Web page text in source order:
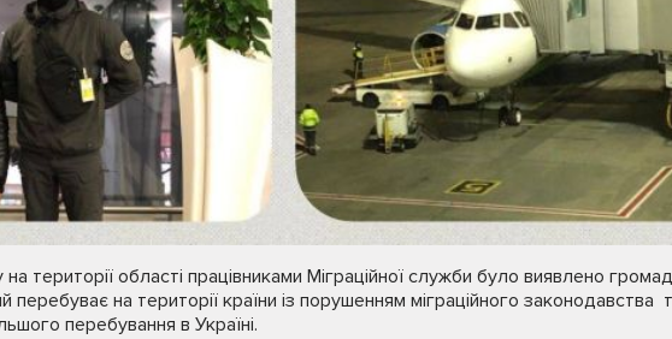
території області працівниками Міграційної служби було виявлено
перебуває на території країни із порушенням міграційного законодавства
перебування в Україні.